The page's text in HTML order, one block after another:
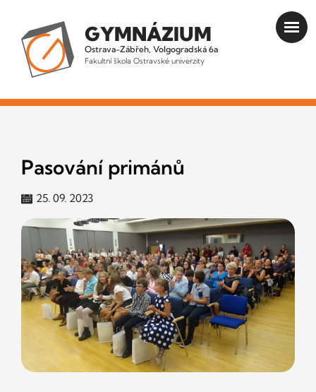
GYMNÁZIUM
Ostrava-Zábřeh, Volgogradská 6a
Fakultní škola Ostravské univerzity
Pasování primánů
25. 09. 2023